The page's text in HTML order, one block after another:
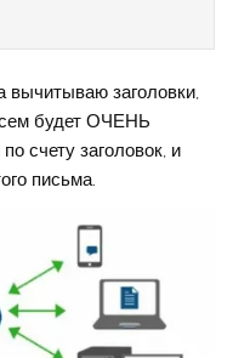
вычитываю заголовки,
будет ОЧЕНЬ
счету заголовок, и
письма.